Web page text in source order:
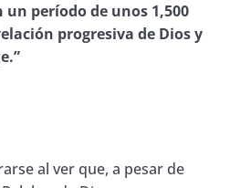
# 21
Estudio
período de unos 1,500
progresiva de Dios y
al ver que, a pesar de